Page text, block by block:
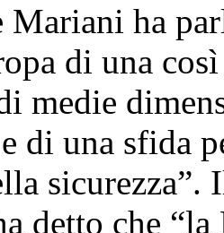
Mariani ha
di una
medie
di una sfida
sicurezza”.
detto che “la